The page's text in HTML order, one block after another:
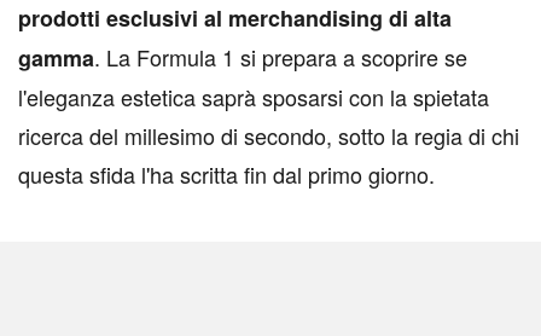
prodotti esclusivi al merchandising di alta
gamma. La Formula 1 si prepara a scoprire se
l'eleganza estetica saprà sposarsi con la spietata
ricerca del millesimo di secondo, sotto la regia di chi
questa sfida l'ha scritta fin dal primo giorno.